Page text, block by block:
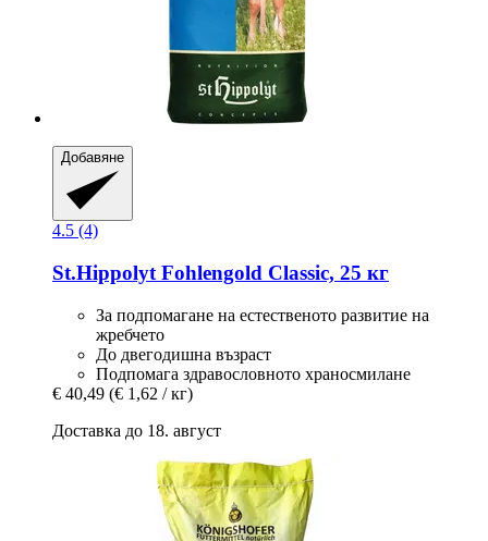
Добавяне
4.5 (4)
St.Hippolyt Fohlengold Classic, 25 кг
За подпомагане на естественото развитие на
жребчето
До двегодишна възраст
Подпомага здравословното храносмилане
€ 40,49 (€ 1,62 / кг)
Доставка до 18. август